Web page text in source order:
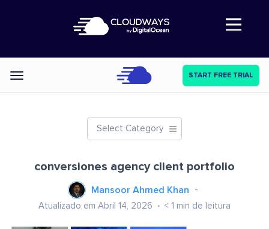
Abre a navegação
Categories START FREE TRIAL
Select Category
conversiones agency client portfolio
Mansoor Ahmed Khan
Atualizado em Abril 14, 2026 < 1 min de leitura